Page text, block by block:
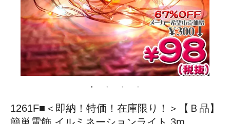
1261F■＜即納！特価！在庫限り！＞【Ｂ品】